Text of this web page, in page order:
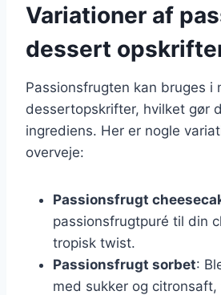
Variationer af
dessert
Passionsfrugten kan bruges i
dessertopskrifter, hvilket gør
ingrediens. Her er nogle
overveje:
Passionsfrugt
passionsfrugtpuré til din
tropisk twist.
Passionsfrugt sorbet:
med sukker og